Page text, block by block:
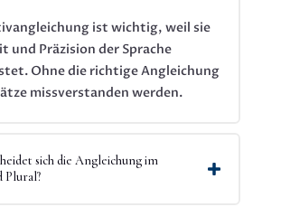
ist wichtig, weil sie
und Präzision der Sprache
Ohne die richtige Angleichung
missverstanden werden.
sich die Angleichung im
Plural?